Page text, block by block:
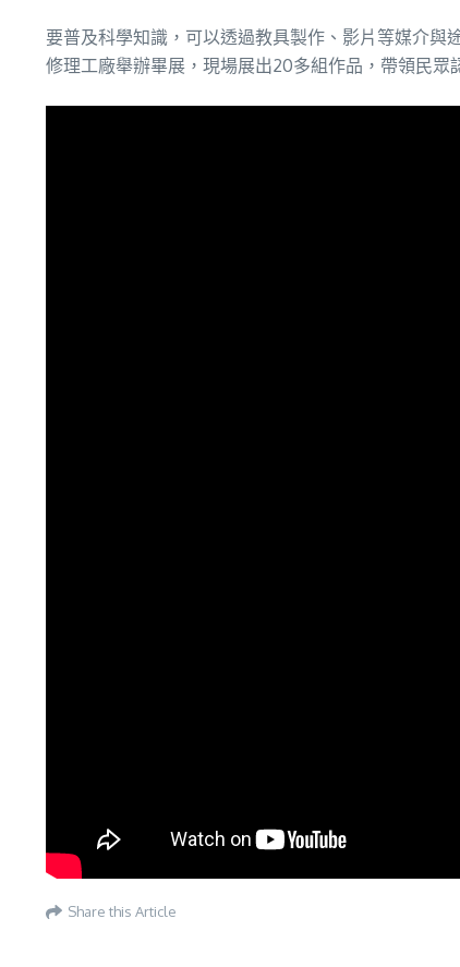
要普及科學知識，可以透過教具製作、影片等媒介與
修理工廠舉辦畢展，現場展出20多組作品，帶領民眾
Share this Article